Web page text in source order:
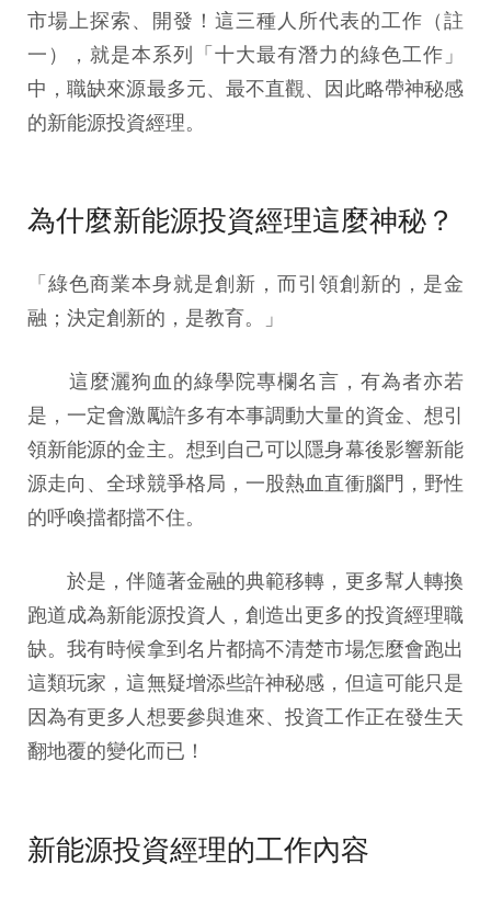
市場上探索、開發！這三種人所代表的工作（註
一），就是本系列「十大最有潛力的綠色工作」
中，職缺來源最多元、最不直觀、因此略帶神秘感
的新能源投資經理。
為什麼新能源投資經理這麼神秘？
「綠色商業本身就是創新，而引領創新的，是金
融；決定創新的，是教育。」
這麼灑狗血的綠學院專欄名言，有為者亦若
是，一定會激勵許多有本事調動大量的資金、想引
領新能源的金主。想到自己可以隱身幕後影響新能
源走向、全球競爭格局，一股熱血直衝腦門，野性
的呼喚擋都擋不住。
於是，伴隨著金融的典範移轉，更多幫人轉換
跑道成為新能源投資人，創造出更多的投資經理職
缺。我有時候拿到名片都搞不清楚市場怎麼會跑出
這類玩家，這無疑增添些許神秘感，但這可能只是
因為有更多人想要參與進來、投資工作正在發生天
翻地覆的變化而已！
新能源投資經理的工作內容